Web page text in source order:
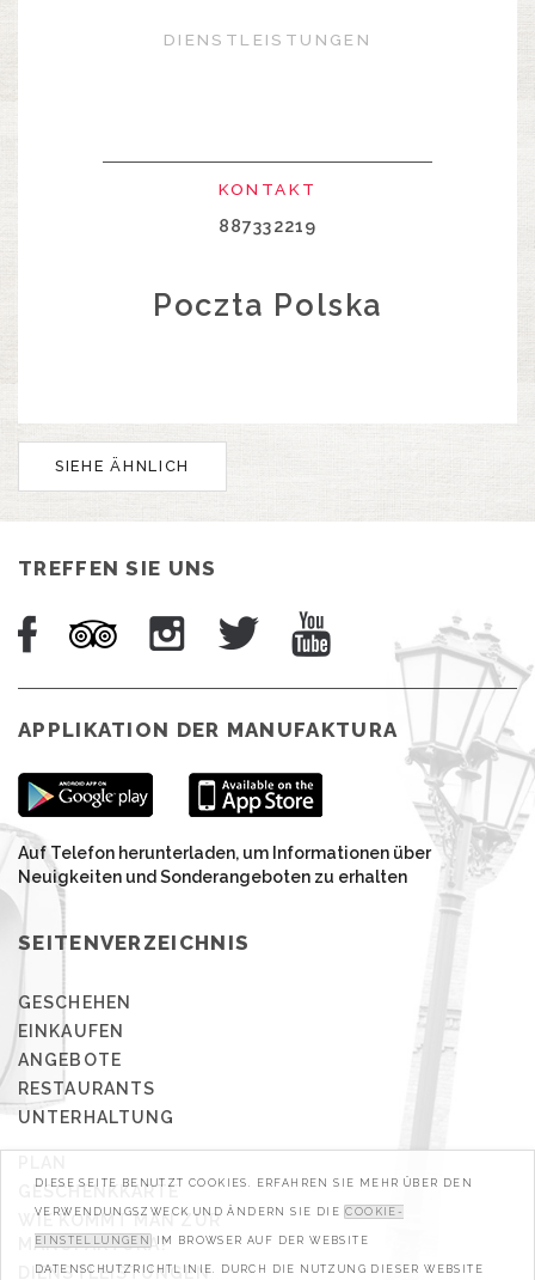
DIENSTLEISTUNGEN
KONTAKT
887332219
Poczta Polska
SIEHE ÄHNLICH
TREFFEN SIE UNS
APPLIKATION DER MANUFAKTURA
Auf Telefon herunterladen, um Informationen über
Neuigkeiten und Sonderangeboten zu erhalten
SEITENVERZEICHNIS
GESCHEHEN
EINKAUFEN
ANGEBOTE
RESTAURANTS
UNTERHALTUNG
GESCHENKKARTE
WIE KOMMT MAN ZUR
MANUFAKTURA?
DIENSTLEISTUNGEN
DIESE SEITE BENUTZT COOKIES. ERFAHREN SIE MEHR ÜBER DEN
VERWENDUNGSZWECK UND ÄNDERN SIE DIE COOKIE-
EINSTELLUNGEN IM BROWSER AUF DER WEBSITE
DATENSCHUTZRICHTLINIE. DURCH DIE NUTZUNG DIESER WEBSITE